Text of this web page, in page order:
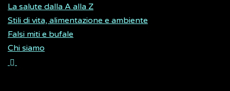
La salute dalla A alla Z
Stili di vita, alimentazione e ambiente
Falsi miti e bufale
Chi siamo